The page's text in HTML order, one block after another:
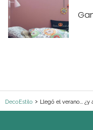
DecoEstilo Llegó el verano... ¿y